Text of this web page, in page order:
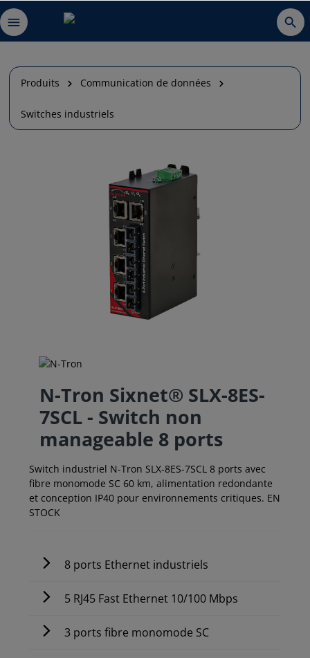
Produits Communication de données
Switches industriels
N-Tron Sixnet® SLX-8ES-
7SCL - Switch non
manageable 8 ports
Switch industriel N-Tron SLX-8ES-7SCL 8 ports avec
fibre monomode SC 60 km, alimentation redondante
et conception IP40 pour environnements critiques. EN
STOCK
8 ports Ethernet industriels
5 RJ45 Fast Ethernet 10/100 Mbps
3 ports fibre monomode SC